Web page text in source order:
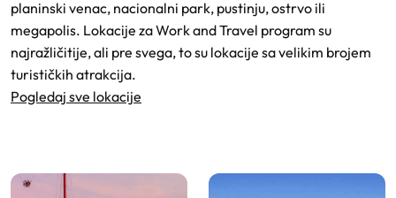
planinski venac, nacionalni park, pustinju, ostrvo ili
megapolis. Lokacije za Work and Travel program su
najražličitije, ali pre svega, to su lokacije sa velikim brojem
turističkih atrakcija.
Pogledaj sve lokacije